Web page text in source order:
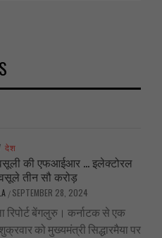
देश
वसूली की एफआईआर … इलेक्टोरल
तीन सौ करोड़
/ SEPTEMBER 28, 2024
रिपोर्ट बेंगलुरु। कर्नाटक से एक
को मुख्यमंत्री सिद्धारमैया पर